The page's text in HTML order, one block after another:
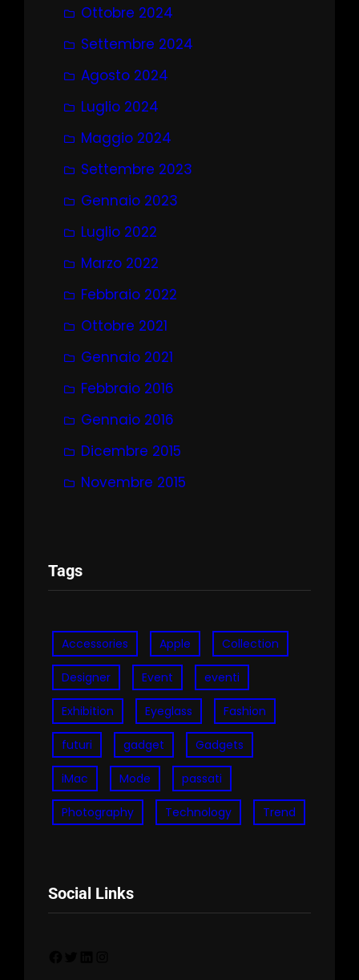
Ottobre 2024
Settembre 2024
Agosto 2024
Luglio 2024
Maggio 2024
Settembre 2023
Gennaio 2023
Luglio 2022
Marzo 2022
Febbraio 2022
Ottobre 2021
Gennaio 2021
Febbraio 2016
Gennaio 2016
Dicembre 2015
Novembre 2015
Tags
Accessories Apple Collection
Designer Event eventi
Exhibition Eyeglass Fashion
futuri gadget Gadgets
iMac Mode passati
Photography Technology Trend
Social Links